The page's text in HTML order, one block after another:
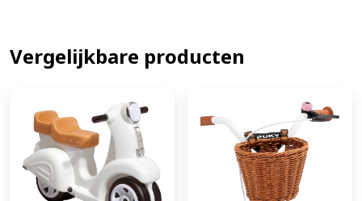
speelgoedvoertuig voor op reis. De kleurrijke vierwieler
is gemakkelijk op te bergen om overal mee naartoe te
nodig hebben, dan is het dragen van de BIG-Flippi geen
probleem door het lage gewicht. BIG-Flippi is gemaakt
van duurzaam, weerbestendig plastic in Duitsland en
getest door TÜV Rheinland volgens de strikte richtlijnen
voor geteste veiligheid (GS). (EAN: 4004943558600)
Vergelijkbare producten